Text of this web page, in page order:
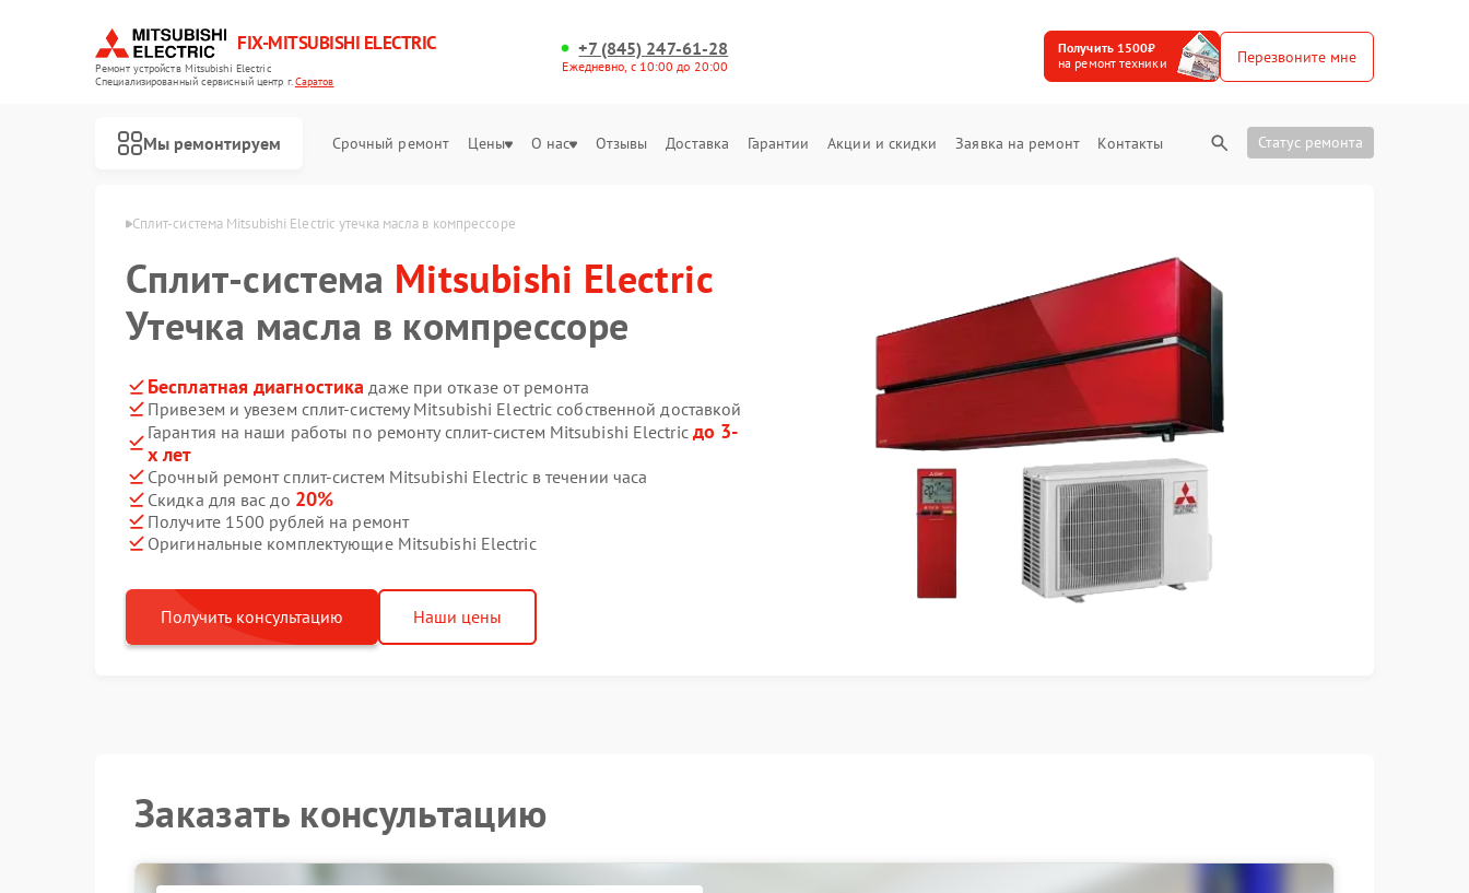
FIX-MITSUBISHI ELECTRIC
Ремонт устройств Mitsubishi Electric
Специализированный cервисный центр г.Саратов
+7 (845) 247-61-28
Ежедневно, с 10:00 до 20:00
Получить 1500₽
на ремонт техники
Перезвоните мне
Мы ремонтируем Срочный ремонт Цены О нас Отзывы Доставка Гарантии Акции и скидки Заявка на ремонт Контакты Статус ремонта
Сплит-система Mitsubishi Electric утечка масла в компрессоре
Сплит-система Mitsubishi Electric
Утечка масла в компрессоре
Бесплатная диагностика даже при отказе от ремонта
Привезем и увезем сплит-систему Mitsubishi Electric собственной доставкой
Гарантия на наши работы по ремонту сплит-систем Mitsubishi Electric до 3-
х лет
Срочный ремонт сплит-систем Mitsubishi Electric в течении часа
Скидка для вас до 20%
Получите 1500 рублей на ремонт
Оригинальные комплектующие Mitsubishi Electric
Получить консультацию Наши цены
Заказать консультацию